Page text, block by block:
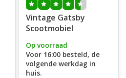
Vintage Gatsby
Scootmobiel
Op voorraad
Voor 16:00 besteld, de
volgende werkdag in
huis.